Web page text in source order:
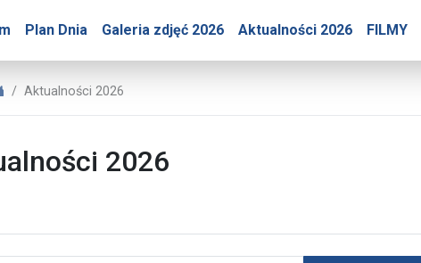
Plan Dnia Galeria zdjęć 2026 Aktualności 2026 FILMY
2026
Biuro Prasowe Jasnej Góry
Aktualności 2026
2026